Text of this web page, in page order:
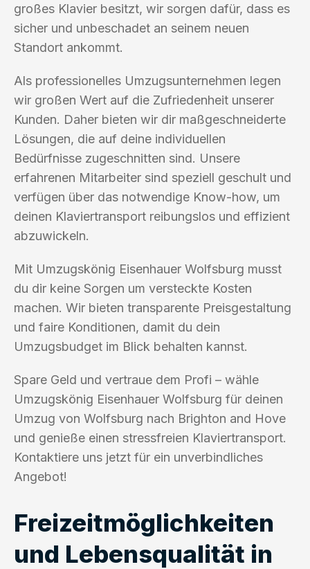
großes Klavier besitzt, wir sorgen dafür, dass es
sicher und unbeschadet an seinem neuen
Standort ankommt.
Als professionelles Umzugsunternehmen legen
wir großen Wert auf die Zufriedenheit unserer
Kunden. Daher bieten wir dir maßgeschneiderte
Lösungen, die auf deine individuellen
Bedürfnisse zugeschnitten sind. Unsere
erfahrenen Mitarbeiter sind speziell geschult und
verfügen über das notwendige Know-how, um
deinen Klaviertransport reibungslos und effizient
abzuwickeln.
Mit Umzugskönig Eisenhauer Wolfsburg musst
du dir keine Sorgen um versteckte Kosten
machen. Wir bieten transparente Preisgestaltung
und faire Konditionen, damit du dein
Umzugsbudget im Blick behalten kannst.
Spare Geld und vertraue dem Profi – wähle
Umzugskönig Eisenhauer Wolfsburg für deinen
Umzug von Wolfsburg nach Brighton and Hove
und genieße einen stressfreien Klaviertransport.
Kontaktiere uns jetzt für ein unverbindliches
Angebot!
Freizeitmöglichkeiten
und Lebensqualität in